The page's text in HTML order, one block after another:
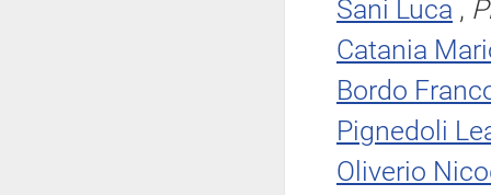
Sani Luca ,
Catania
Bordo
Pignedoli
Oliverio